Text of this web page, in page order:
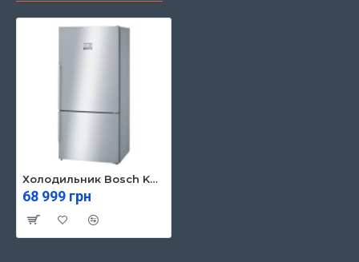
Холодильник Bosch KGN86AI32U
68 999 грн